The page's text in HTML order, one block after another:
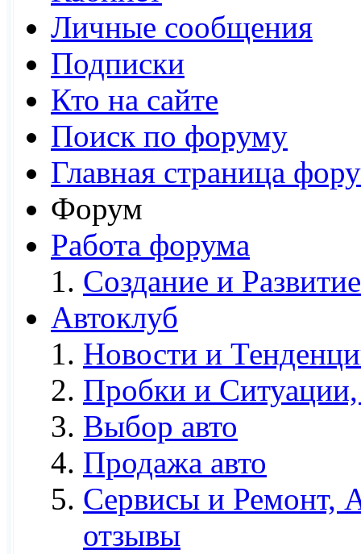
Личные сообщения
Подписки
Кто на сайте
Поиск по форуму
Главная страница
Форум
Работа форума
Создание и Развитие
Автоклуб
Новости и
Пробки и
Выбор авто
Продажа авто
Сервисы и Ремонт,
отзывы